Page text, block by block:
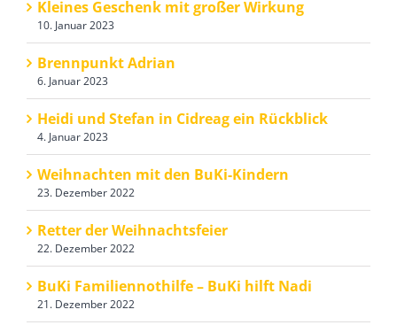
Kleines Geschenk mit großer Wirkung
10. Januar 2023
Brennpunkt Adrian
6. Januar 2023
Heidi und Stefan in Cidreag ein Rückblick
4. Januar 2023
Weihnachten mit den BuKi-Kindern
23. Dezember 2022
Retter der Weihnachtsfeier
22. Dezember 2022
BuKi Familiennothilfe – BuKi hilft Nadi
21. Dezember 2022